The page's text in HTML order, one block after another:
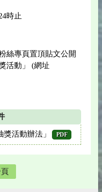
時止
絲專頁置頂貼文公開
活動」 (網址
獎活動辦法」 PDF